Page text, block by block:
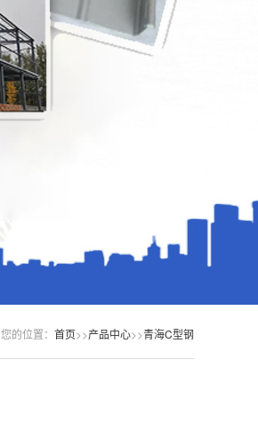
您的位置： 首页>>产品中心>>青海C型钢